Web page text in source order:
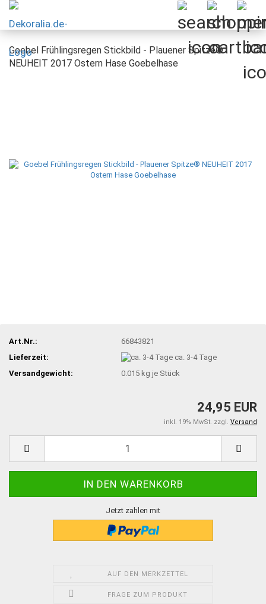
Goebel Frühlingsregen Stickbild - Plauener Spitze®
NEUHEIT 2017 Ostern Hase Goebelhase
Art.Nr.:
66843821
Lieferzeit:
ca. 3-4 Tage
Versandgewicht:
0.015 kg je Stück
24,95 EUR
inkl. 19% MwSt. zzgl. Versand
Jetzt zahlen mit
AUF DEN MERKZETTEL
FRAGE ZUM PRODUKT